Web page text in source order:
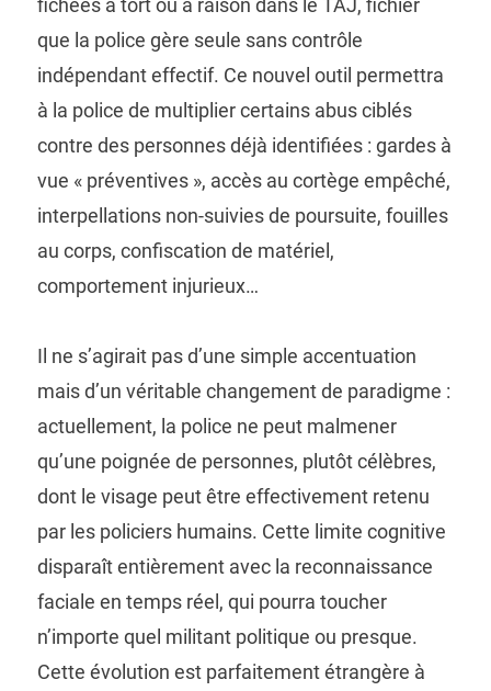
fichées à tort ou à raison dans le TAJ, fichier
que la police gère seule sans contrôle
indépendant effectif. Ce nouvel outil permettra
à la police de multiplier certains abus ciblés
contre des personnes déjà identifiées : gardes à
vue « préventives », accès au cortège empêché,
interpellations non-suivies de poursuite, fouilles
au corps, confiscation de matériel,
comportement injurieux…
Il ne s’agirait pas d’une simple accentuation
mais d’un véritable changement de paradigme :
actuellement, la police ne peut malmener
qu’une poignée de personnes, plutôt célèbres,
dont le visage peut être effectivement retenu
par les policiers humains. Cette limite cognitive
disparaît entièrement avec la reconnaissance
faciale en temps réel, qui pourra toucher
n’importe quel militant politique ou presque.
Cette évolution est parfaitement étrangère à